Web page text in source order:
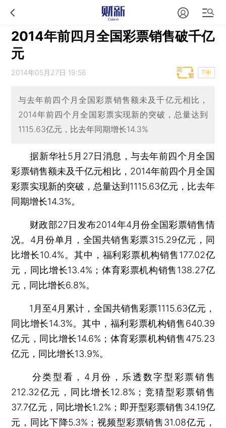
2014年前四月全国彩票销售破千亿
元
2014年05月27日 19:56 T中
与去年前四个月全国彩票销售额未及千亿元相比，
2014年前四个月全国彩票实现新的突破，总量达到
1115.63亿元，比去年同期增长14.3%
据新华社5月27日消息，与去年前四个月全国
彩票销售额未及千亿元相比，2014年前四个月全国
彩票实现新的突破，总量达到1115.63亿元，比去年
同期增长14.3%。
财政部27日发布2014年4月份全国彩票销售情
况。4月份单月，全国共销售彩票315.29亿元，同
比增长10.4%。其中，福利彩票机构销售177.02亿
元，同比增长13.4%；体育彩票机构销售138.27亿
元，同比增长6.8%。
1月至4月累计，全国共销售彩票1115.63亿元，
同比增长14.3%。其中，福利彩票机构销售640.39
亿元，同比增长14.6%；体育彩票机构销售475.23
亿元，同比增长13.9%。
分类型看，4月份，乐透数字型彩票销售
212.32亿元，同比增长12.8%；竞猜型彩票销售
37.7亿元，同比增长1.2%；即开型彩票销售34.19亿
元，同比下降5.3%；视频型彩票销售31.08亿元，